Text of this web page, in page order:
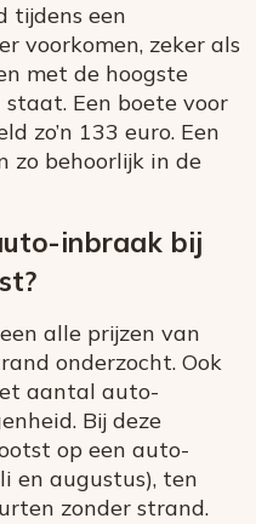
tijdens een
voorkomen, zeker als
met de hoogste
Een boete voor
zo’n 133 euro. Een
zo behoorlijk in de
inbraak bij
alle prijzen van
onderzocht. Ook
aantal auto-
Bij deze
op een auto-
en augustus), ten
zonder strand.